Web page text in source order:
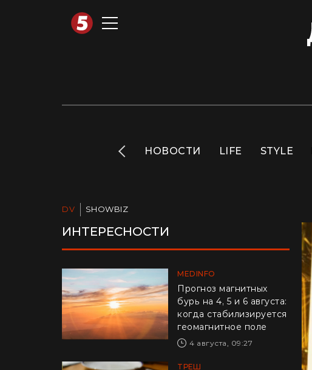
INFO НОВОСТИ LIFE STYLE
DV SHOWBIZ
ИНТЕРЕСНОСТИ
MEDINFO
Прогноз магнитных
бурь на 4, 5 и 6 августа:
когда стабилизируется
геомагнитное поле
4 августа, 09:27
ТРЕШ